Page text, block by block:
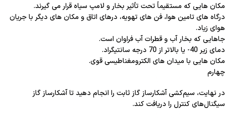
مکان هایی که مستقیماً تحت تأثیر بخار و لامپ سیاه قرار می گیرند.
درگاه های تامین هوا، فن های تهویه، درهای اتاق و مکان های دیگر با جریان
هوای زیاد.
جاهایی که بخار آب و قطرات آب فراوان است.
دمای زیر 40- یا بالاتر از 70 درجه سانتیگراد.
مکان هایی با میدان های الکترومغناطیسی قوی.
چهارم
در نهایت، سیم‌کشی آشکارساز گاز ثابت را انجام دهید تا آشکارساز گاز
سیگنال‌های کنترل را دریافت کند.